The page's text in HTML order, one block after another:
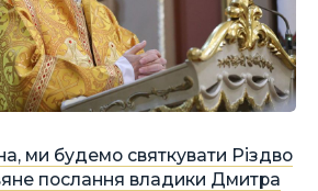
ми будемо святкувати Різдво
послання владики Дмитра